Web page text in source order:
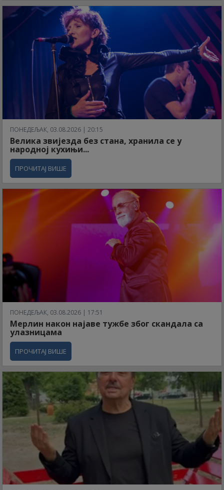
ПОНЕДЕЉАК, 03.08.2026 | 20:15
Велика звијезда без стана, хранила се у
народној кухињи...
ПРОЧИТАЈ ВИШЕ
ПОНЕДЕЉАК, 03.08.2026 | 17:51
Мерлин након најаве тужбе због скандала са
улазницама
ПРОЧИТАЈ ВИШЕ